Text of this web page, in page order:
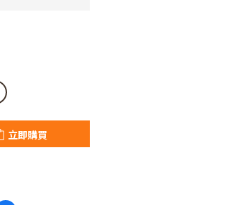
立即購買